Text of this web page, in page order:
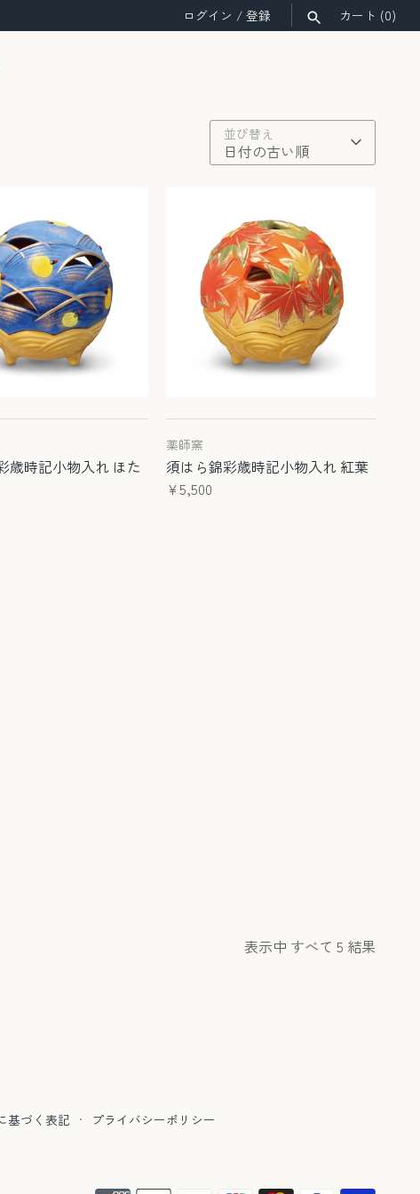
ログイン / 登録 カート (0)
並び替え
日付の古い順
歳時記小物入れ ほた
薬師窯
須はら錦彩歳時記小物入れ 紅葉
¥5,500
表示中 すべて 5 結果
基づく表記 · プライバシーポリシー